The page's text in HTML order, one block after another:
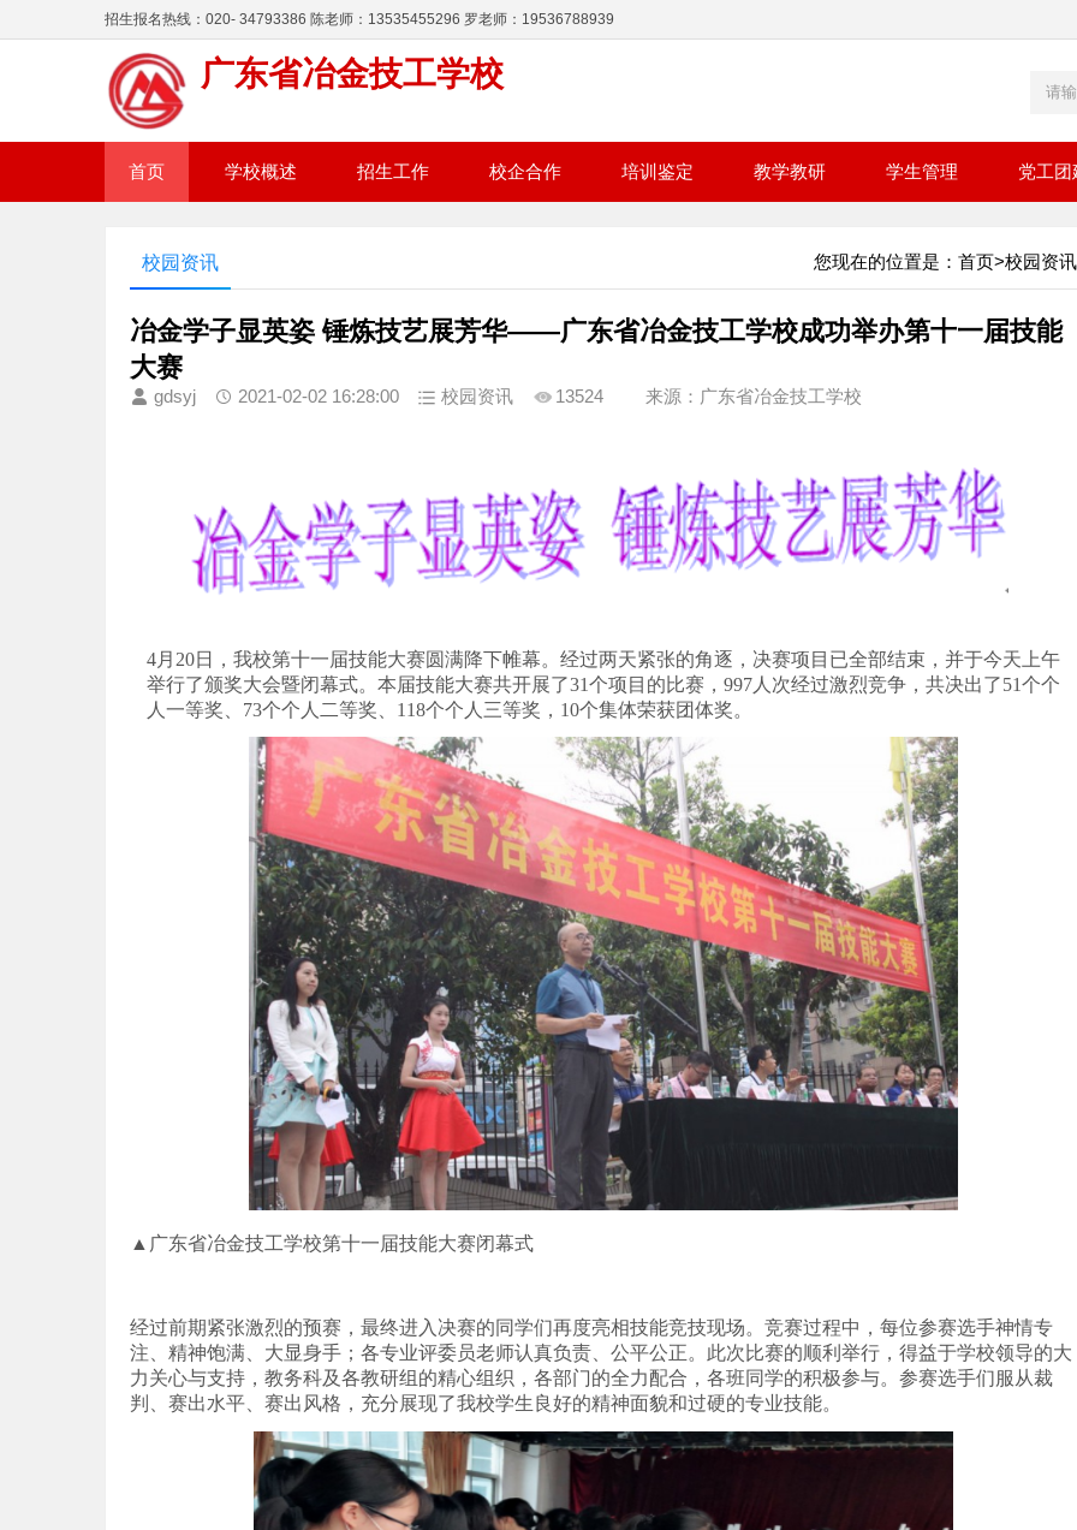
招生报名热线：020- 34793386 陈老师：13535455296 罗老师：19536788939
广东省冶金技工学校
首页 学校概述 招生工作 校企合作 培训鉴定 教学教研 学生管理 党工团
您现在的位置是： 首页>校园资讯
校园资讯
冶金学子显英姿 锤炼技艺展芳华――广东省冶金技工学校成功举办第十一届技能
大赛
gdsyj 2021-02-02 16:28:00 校园资讯 13524 来源：广东省冶金技工学校
4月20日，我校第十一届技能大赛圆满降下帷幕。经过两天紧张的角逐，决赛项目已全部结束，并于今天上午
举行了颁奖大会暨闭幕式。本届技能大赛共开展了31个项目的比赛，997人次经过激烈竞争，共决出了51个个
人一等奖、73个个人二等奖、118个个人三等奖，10个集体荣获团体奖。
▲广东省冶金技工学校第十一届技能大赛闭幕式
经过前期紧张激烈的预赛，最终进入决赛的同学们再度亮相技能竞技现场。竞赛过程中，每位参赛选手神情专
注、精神饱满、大显身手；各专业评委员老师认真负责、公平公正。此次比赛的顺利举行，得益于学校领导的大
力关心与支持，教务科及各教研组的精心组织，各部门的全力配合，各班同学的积极参与。参赛选手们服从裁
判、赛出水平、赛出风格，充分展现了我校学生良好的精神面貌和过硬的专业技能。